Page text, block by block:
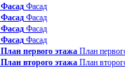
Фасад Фасад
Фасад Фасад
Фасад Фасад
Фасад Фасад
План первого этажа План
План второго этажа План